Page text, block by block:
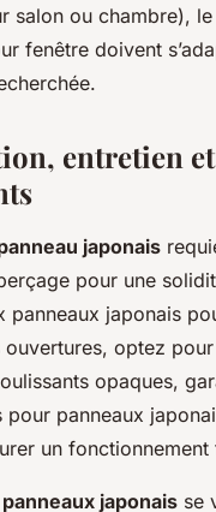
salon ou chambre),
fenêtre doivent
entretien
japonais
pour une
panneaux japonais
ouvertures, optez
opaques,
pour panneaux
un fonctionnement
japonais se